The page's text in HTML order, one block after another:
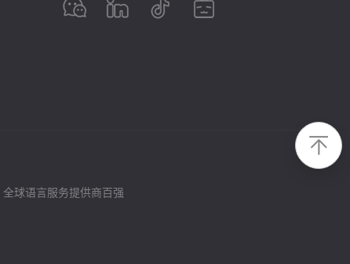
全球语言服务提供商百强